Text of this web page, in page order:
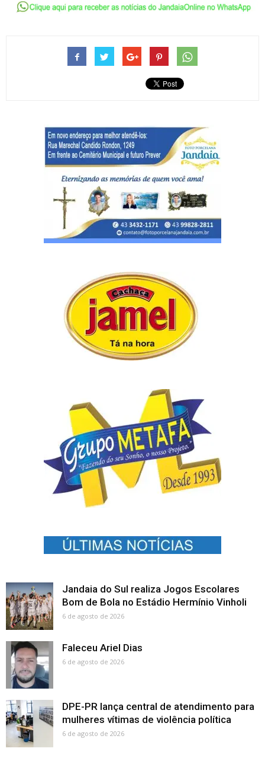
Jandaia do Sul realiza Jogos Escolares
Bom de Bola no Estádio Hermínio Vinholi
6 de agosto de 2026
Faleceu Ariel Dias
6 de agosto de 2026
DPE-PR lança central de atendimento para
mulheres vítimas de violência política
6 de agosto de 2026